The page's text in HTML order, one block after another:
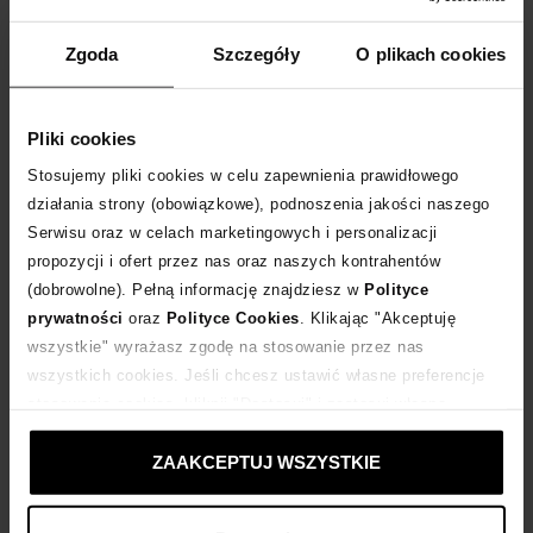
Zgoda Szczegóły O plikach cookies
Pliki cookies
Stosujemy pliki cookies w celu zapewnienia prawidłowego
działania strony (obowiązkowe), podnoszenia jakości naszego
Serwisu oraz w celach marketingowych i personalizacji
propozycji i ofert przez nas oraz naszych kontrahentów
(dobrowolne). Pełną informację znajdziesz w Polityce
prywatności oraz Polityce Cookies . Klikając "Akceptuję
wszystkie" wyrażasz zgodę na stosowanie przez nas
wszystkich cookies. Jeśli chcesz ustawić własne preferencje
ustawienia prywatności.
ZAAKCEPTUJ WSZYSTKIE
ISABEL MARANT
Wełniany płaszcz w kratę
1 955zł
Najniższa cena: 3 910
Cena regularna:3 910zł
ISABEL MARANT
1 140 zł
Najniższa cena: 2 280 zł
Cena regularna:2 280zł